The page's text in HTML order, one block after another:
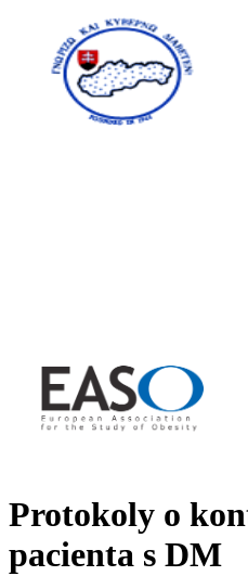
Protokoly o
pacienta s DM